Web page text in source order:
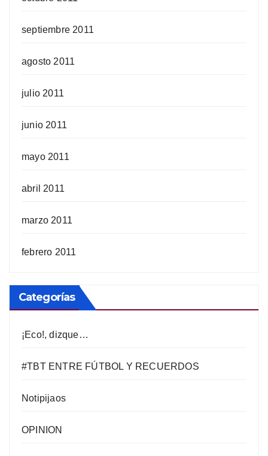
septiembre 2011
agosto 2011
julio 2011
junio 2011
mayo 2011
abril 2011
marzo 2011
febrero 2011
Categorías
¡Eco!, dizque…
#TBT ENTRE FÚTBOL Y RECUERDOS
Notipijaos
OPINION